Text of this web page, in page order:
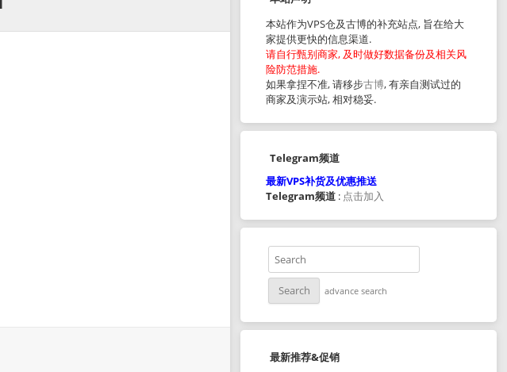
本站作为VPS仓及古博的补充站点, 旨在给大
家提供更快的信息渠道.
请自行甄别商家, 及时做好数据备份及相关风
险防范措施.
如果拿捏不准, 请移步古博, 有亲自测试过的
商家及演示站, 相对稳妥.
Telegram频道
最新VPS补货及优惠推送
Telegram频道 : 点击加入
advance search
最新推荐&促销